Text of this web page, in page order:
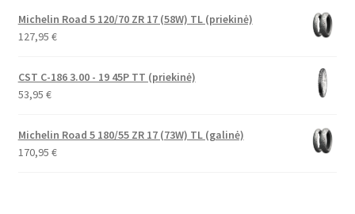
Michelin Road 5 120/70 ZR 17 (58W) TL (priekinė)
127,95 €
CST C-186 3.00 - 19 45P TT (priekinė)
53,95 €
Michelin Road 5 180/55 ZR 17 (73W) TL (galinė)
170,95 €